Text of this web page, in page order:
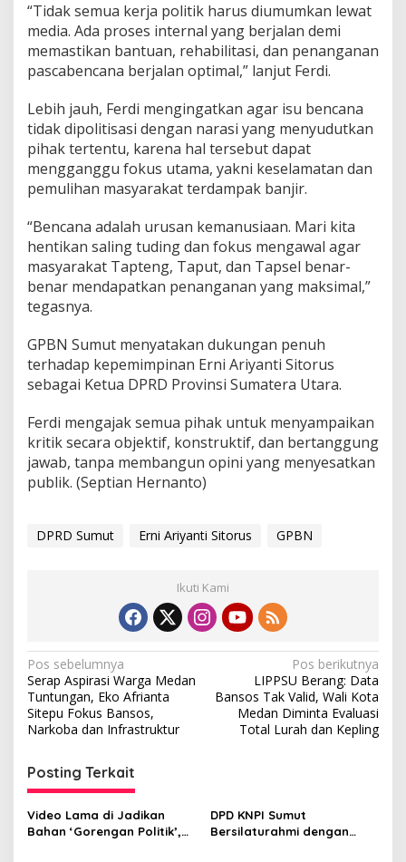
“Tidak semua kerja politik harus diumumkan lewat
media. Ada proses internal yang berjalan demi
memastikan bantuan, rehabilitasi, dan penanganan
pascabencana berjalan optimal,” lanjut Ferdi.
Lebih jauh, Ferdi mengingatkan agar isu bencana
tidak dipolitisasi dengan narasi yang menyudutkan
pihak tertentu, karena hal tersebut dapat
mengganggu fokus utama, yakni keselamatan dan
pemulihan masyarakat terdampak banjir.
“Bencana adalah urusan kemanusiaan. Mari kita
hentikan saling tuding dan fokus mengawal agar
masyarakat Tapteng, Taput, dan Tapsel benar-
benar mendapatkan penanganan yang maksimal,”
tegasnya.
GPBN Sumut menyatakan dukungan penuh
terhadap kepemimpinan Erni Ariyanti Sitorus
sebagai Ketua DPRD Provinsi Sumatera Utara.
Ferdi mengajak semua pihak untuk menyampaikan
kritik secara objektif, konstruktif, dan bertanggung
jawab, tanpa membangun opini yang menyesatkan
publik. (Septian Hernanto)
DPRD Sumut Erni Ariyanti Sitorus GPBN
Ikuti Kami
N
a
v
g
a
s
Pos sebelumnya
Serap Aspirasi Warga Medan
Tuntungan, Eko Afrianta
Sitepu Fokus Bansos,
Narkoba dan Infrastruktur
Pos berikutnya
LIPPSU Berang: Data
Bansos Tak Valid, Wali Kota
Medan Diminta Evaluasi
Total Lurah dan Kepling
Posting Terkait
Video Lama di Jadikan
Bahan ‘Gorengan Politik’,
DPD KNPI Sumut
Bersilaturahmi dengan